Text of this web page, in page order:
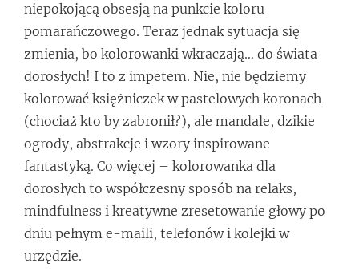
niepokojącą obsesją na punkcie koloru
pomarańczowego. Teraz jednak sytuacja się
zmienia, bo kolorowanki wkraczają… do świata
dorosłych! I to z impetem. Nie, nie będziemy
kolorować księżniczek w pastelowych koronach
(chociaż kto by zabronił?), ale mandale, dzikie
ogrody, abstrakcje i wzory inspirowane
fantastyką. Co więcej – kolorowanka dla
dorosłych to współczesny sposób na relaks,
mindfulness i kreatywne zresetowanie głowy po
dniu pełnym e-maili, telefonów i kolejki w
urzędzie.